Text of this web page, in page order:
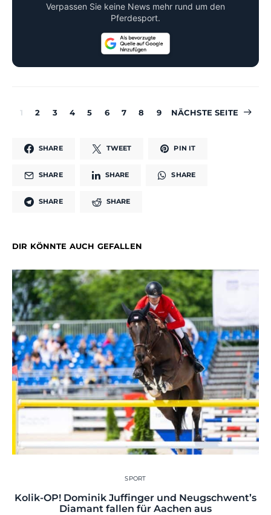
Verpassen Sie keine News mehr rund um den
Pferdesport.
1 2 3 4 5 6 7 8 9 NÄCHSTE SEITE
SHARE TWEET PIN IT
SHARE SHARE SHARE
SHARE SHARE
DIR KÖNNTE AUCH GEFALLEN
SPORT
Kolik-OP! Dominik Juffinger und Neugschwent’s
Diamant fallen für Aachen aus